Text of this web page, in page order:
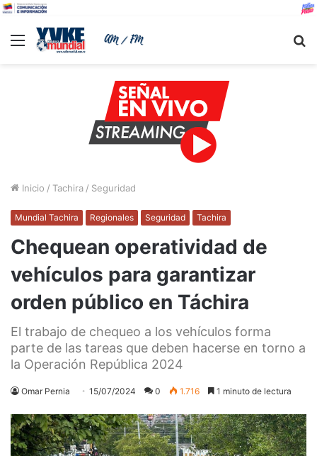
Menu
Inicio / Tachira / Seguridad
Mundial Tachira Regionales Seguridad Tachira
Chequean operatividad de
vehículos para garantizar
orden público en Táchira
El trabajo de chequeo a los vehículos forma
parte de las tareas que deben hacerse en torno a
la Operación República 2024
Omar Pernia 15/07/2024 0 1.716 1 minuto de lectura